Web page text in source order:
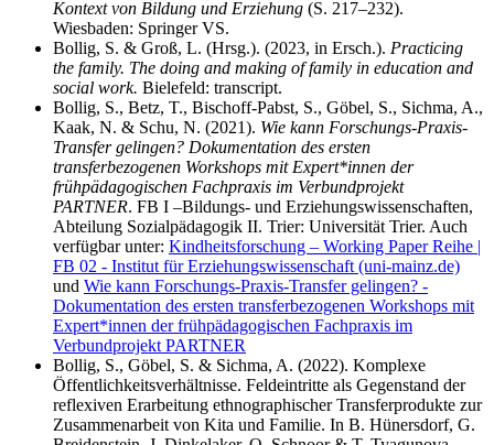
Kontext von Bildung und Erziehung (S. 217–232).
Wiesbaden: Springer VS.
Bollig, S. & Groß, L. (Hrsg.). (2023, in Ersch.). Practicing
the family. The doing and making of family in education and
social work. Bielefeld: transcript.
Bollig, S., Betz, T., Bischoff-Pabst, S., Göbel, S., Sichma, A.,
Kaak, N. & Schu, N. (2021). Wie kann Forschungs-Praxis-
Transfer gelingen? Dokumentation des ersten
transferbezogenen Workshops mit Expert*innen der
frühpädagogischen Fachpraxis im Verbundprojekt
PARTNER. FB I –Bildungs- und Erziehungswissenschaften,
Abteilung Sozialpädagogik II. Trier: Universität Trier. Auch
verfügbar unter: Kindheitsforschung – Working Paper Reihe |
FB 02 - Institut für Erziehungswissenschaft (uni-mainz.de)
und Wie kann Forschungs-Praxis-Transfer gelingen? -
Dokumentation des ersten transferbezogenen Workshops mit
Expert*innen der frühpädagogischen Fachpraxis im
Verbundprojekt PARTNER
Bollig, S., Göbel, S. & Sichma, A. (2022). Komplexe
Öffentlichkeitsverhältnisse. Feldeintritte als Gegenstand der
reflexiven Erarbeitung ethnographischer Transferprodukte zur
Zusammenarbeit von Kita und Familie. In B. Hünersdorf, G.